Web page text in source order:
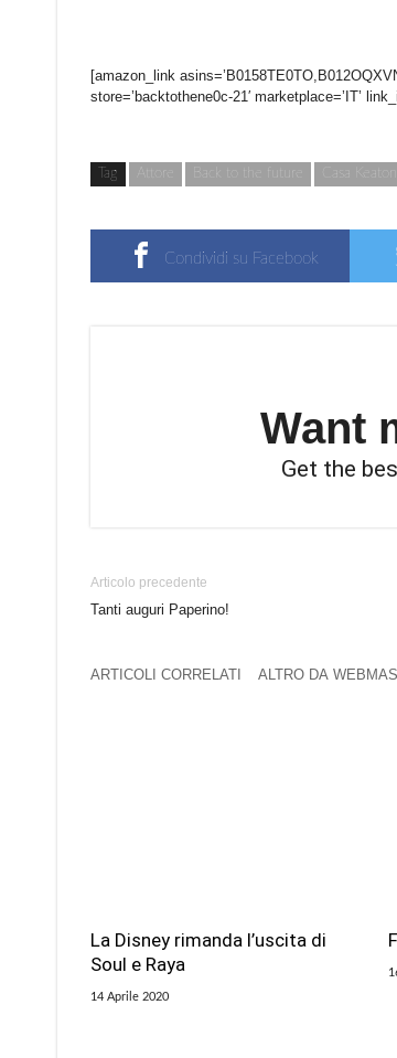
[amazon_link
store=’backtothene0c-21′ marketplace=’IT’
Tag Attore Back to the future Casa Keaton
Condividi su Facebook
Want
Get the
Articolo precedente
Tanti auguri Paperino!
ARTICOLI CORRELATI ALTRO DA
La Disney rimanda l’uscita di
Soul e Raya
14 Aprile 2020